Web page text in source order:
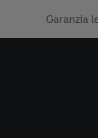
Garanzia